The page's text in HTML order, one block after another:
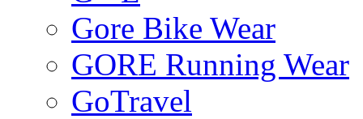
Gore Bike Wear
GORE Running Wear
GoTravel